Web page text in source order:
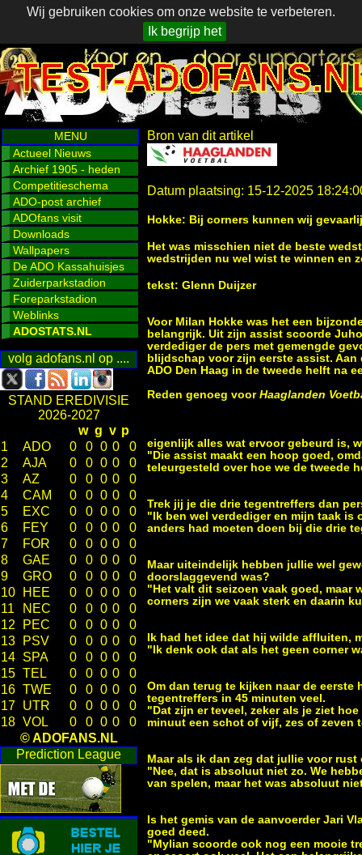
Wij gebruiken cookies om onze website te verbeteren.
Ik begrijp het
MENU
Actueel Nieuws
Archief 1905 - heden
Competitieschema
ADO-post archief
ADOfans visit
Downloads
Wallpapers
De ADO Kassahuisjes
Zuiderparkstadion
Foreparkstadion
Weblinks
ADOSTATS.NL
volg adofans.nl op ....
STAND EREDIVISIE
2026-2027
w g v p
1
ADO 0 0 0 0
0
2
AJA 0 0 0 0
0
3
AZ 0 0 0 0
0
4
CAM 0 0 0 0
0
5
EXC 0 0 0 0
0
6
FEY 0 0 0 0
0
7
FOR 0 0 0 0
0
8
GAE 0 0 0 0
0
9
GRO 0 0 0 0
0
10
HEE 0 0 0 0
0
11
NEC 0 0 0 0
0
12
PEC 0 0 0 0
0
13
PSV 0 0 0 0
0
14 SPA 0 0 0 0
0
15 TEL 0 0 0 0
0
16 TWE 0 0 0 0
0
17 UTR 0 0 0 0
0
18 VOL 0 0 0 0
0
© ADOFANS.NL
Prediction League
Bron van dit artikel
Datum plaatsing: 15-12-2025
Hokke: Bij corners kunnen wij
Het was misschien niet de beste
wedstrijden nu wel wist te winnen en
tekst: Glenn Duijzer
Voor Milan Hokke was het een
belangrijk. Uit zijn assist scoorde
verdediger de pers met gemengde
blijdschap voor zijn eerste assist.
ADO Den Haag in de tweede helft na
Reden genoeg voorHaaglanden
eigenlijk alles wat ervoor gebeurd is,
"Die assist maakt een hoop goed,
teleurgesteld over hoe we de tweede
Trek jij je die drie tegentreffers dan
"Ik ben wel verdediger en mijn taak is
anders had moeten doen bij die drie
Maar uiteindelijk hebben jullie wel
doorslaggevend was?
"Het valt dit seizoen vaak goed, maar
corners zijn we vaak sterk en daarin
Ik had het idee dat hij wilde affluiten,
"Ik denk ook dat als het geen corner
Om dan terug te kijken naar de
tegentreffers in 45 minuten veel.
"Dat zijn er teveel, zeker als je ziet
minuut een schot of vijf, zes of zeven
M aar als ik dan zeg dat jullie voor
"Nee, dat is absoluut niet zo. We
van spelen, maar het was absoluut
Is het gemis van de aanvoerder Jari
goed deed.
"Mylian scoorde ook nog een mooie